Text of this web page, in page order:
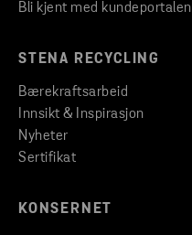
Bli kjent med kundeportalen
STENA RECYCLING
Bærekraftsarbeid
Innsikt & Inspirasjon
Nyheter
Sertifikat
KONSERNET